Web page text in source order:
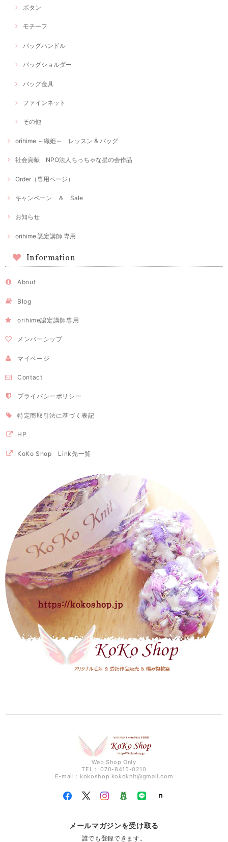
ボタン
モチーフ
バッグハンドル
バッグショルダー
バッグ金具
ファインネット
その他
orihime ～織姫～ レッスン & バッグ
社会貢献 NPO法人ちっちゃな星の会作品
Order（専用ページ）
キャンペーン ＆ Sale
お知らせ
orihime 認定講師 専用
Information
About
Blog
orihime認定講師専用
メンバーシップ
マイページ
Contact
プライバシーポリシー
特定商取引法に基づく表記
HP
KoKo Shop Link先一覧
Web Shop Only
TEL： 070-8415-0210
E-mail： kokoshop.kokoknit@gmail.com
メールマガジンを受け取る
誰でも登録できます。